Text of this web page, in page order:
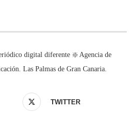
digital diferente ❇️ Agencia de
Las Palmas de Gran Canaria.
TWITTER